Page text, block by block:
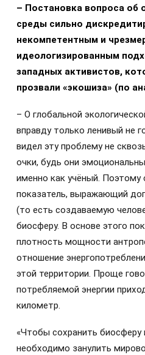
– Постановка вопроса об
среды сильно
некомпетентным и
идеологизированным
западных активистов,
прозвали «экошиза» (по
– О глобальной
вправду только ленивый не
видел эту проблему не
очки, будь они
именно как учёный. Поэтому
показатель, выражающий
(то есть создаваемую
биосферу. В основе этого
плотность мощности
отношение
этой территории. Проще
потребляемой энергии
километр.
«Чтобы сохранить
необходимо занулить